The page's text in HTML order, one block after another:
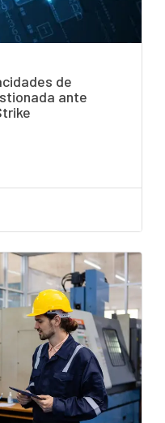
de
ante